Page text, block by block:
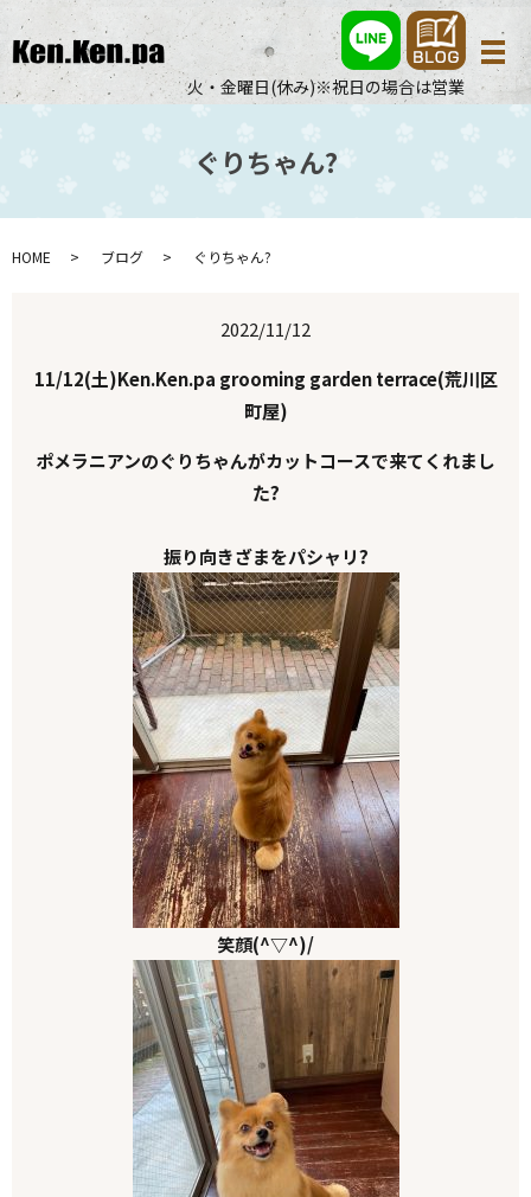
火・金曜日(休み)※祝日の場合は営業
メ
ぐりちゃん?
HOME ブログ ぐりちゃん?
2022/11/12
11/12(土)Ken.Ken.pa grooming garden terrace(荒川区
町屋)
ポメラニアンのぐりちゃんがカットコースで来てくれまし
た?
振り向きざまをパシャリ?
笑顔(^▽^)/